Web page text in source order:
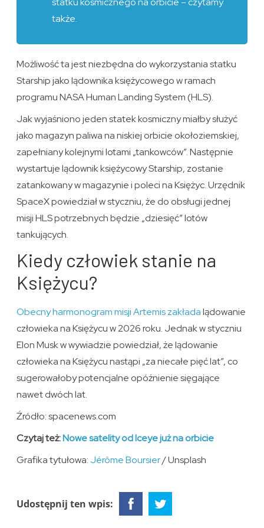
także.
Możliwość ta jest niezbędna do wykorzystania statku
Starship jako lądownika księżycowego w ramach
programu NASA Human Landing System (HLS).
Jak wyjaśniono jeden statek kosmiczny miałby służyć
jako magazyn paliwa na niskiej orbicie okołoziemskiej,
zapełniany kolejnymi lotami „tankowców”. Następnie
wystartuje lądownik księżycowy Starship, zostanie
zatankowany w magazynie i poleci na Księżyc. Urzędnik
SpaceX powiedział w styczniu, że do obsługi jednej
misji HLS potrzebnych będzie „dziesięć” lotów
tankujących.
Kiedy człowiek stanie na
Księżycu?
Obecny harmonogram misji Artemis zakładalądowanie
człowieka na Księżycu w 2026 roku. Jednak w styczniu
Elon Musk w wywiadzie powiedział, że lądowanie
człowieka na Księżycu nastąpi „za niecałe pięć lat”, co
sugerowałoby potencjalne opóźnienie sięgające
nawet dwóch lat.
Źródło: spacenews.com
Czytaj też:Nowe satelity od Iceye już na orbicie
Grafika tytułowa: Jérôme Boursier/ Unsplash
Udostępnij ten wpis: